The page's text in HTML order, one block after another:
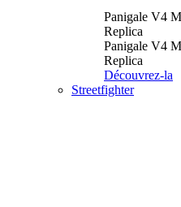
Panigale V4
Replica
Panigale V4
Replica
Découvrez-la
Streetfighter